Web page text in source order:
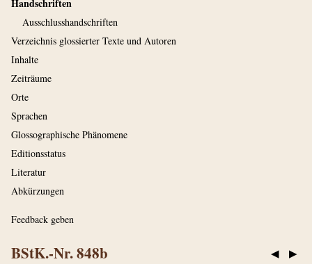
Handschriften
Ausschluss­handschriften
Verzeichnis glossierter Texte und Autoren
Inhalte
Zeiträume
Orte
Sprachen
Glossographische Phänomene
Editionsstatus
Literatur
Abkürzungen
Feedback geben
◀ ▶
BStK.-Nr. 848b